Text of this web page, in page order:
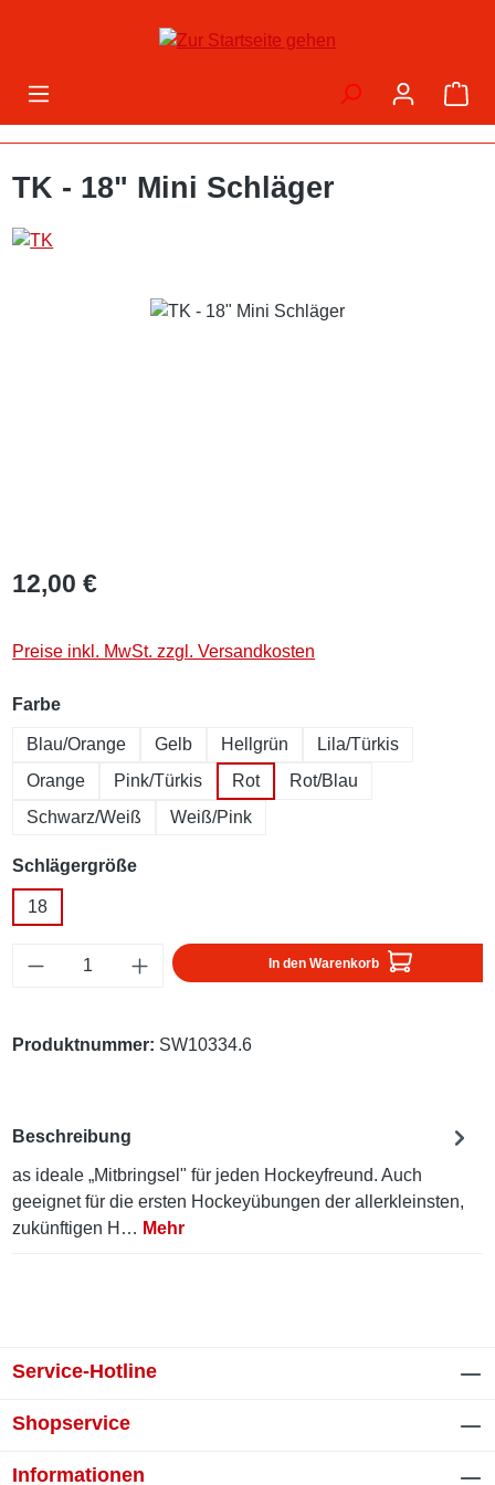
Zum Hauptinhalt springen
TK - 18" Mini Schläger
Bildergalerie überspringen
12,00 €
Preise inkl. MwSt. zzgl. Versandkosten
Farbeauswählen
Blau/Orange Gelb Hellgrün
Lila/Türkis
Orange
Pink/Türkis Rot
Rot/Blau
Schwarz/Weiß
Weiß/Pink
Schlägergrößeauswählen
18
Produkt Anzahl: Gib den gewünschten
In den Warenkorb
Produktnummer: SW10334.6
Beschreibung
as ideale „Mitbringsel" für jeden Hockeyfreund. Auch
geeignet für die ersten Hockeyübungen der allerkleinsten,
zukünftigen H… Mehr
Service-Hotline
Shopservice
Informationen